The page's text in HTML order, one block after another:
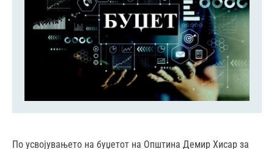
По усвојувањето на буџетот на Општина Демир Хисар за